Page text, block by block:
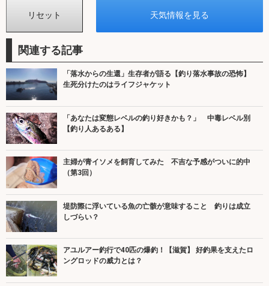
関連する記事
「落水からの生還」生存者が語る【釣り落水事故の恐怖】
生死分けたのはライフジャケット
「あなたは変態レベルの釣り好きかも？」 中毒レベル別
【釣り人あるある】
主婦が青イソメを飼育してみた 不吉な予感がついに的中
（第3回）
堤防際に浮いている魚の亡骸が意味すること 釣りは成立
しづらい？
アユルアー釣行で40匹の爆釣！【滋賀】 好釣果を支えたロ
ングロッドの威力とは？